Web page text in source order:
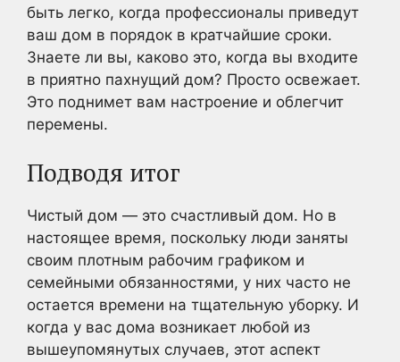
быть легко, когда профессионалы приведут
ваш дом в порядок в кратчайшие сроки.
Знаете ли вы, каково это, когда вы входите
в приятно пахнущий дом? Просто освежает.
Это поднимет вам настроение и облегчит
перемены.
Подводя итог
Чистый дом — это счастливый дом. Но в
настоящее время, поскольку люди заняты
своим плотным рабочим графиком и
семейными обязанностями, у них часто не
остается времени на тщательную уборку. И
когда у вас дома возникает любой из
вышеупомянутых случаев, этот аспект